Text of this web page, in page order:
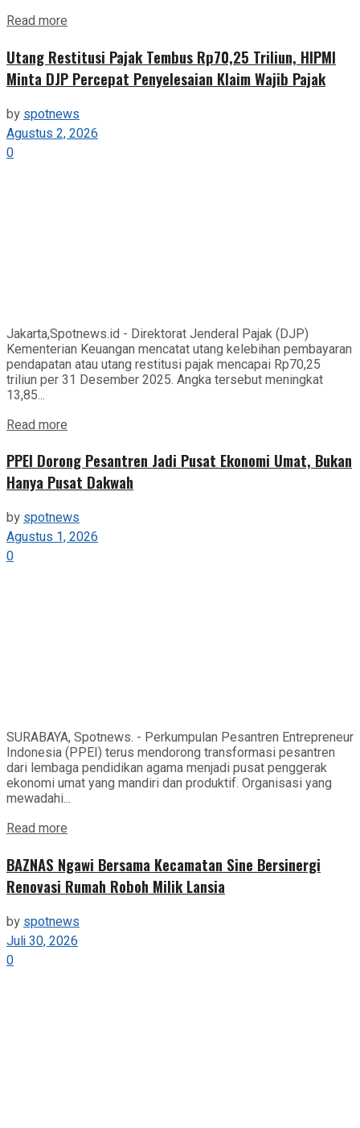
Read more
Utang Restitusi Pajak Tembus Rp70,25 Triliun, HIPMI
Minta DJP Percepat Penyelesaian Klaim Wajib Pajak
by spotnews
Agustus 2, 2026
0
Jakarta,Spotnews.id - Direktorat Jenderal Pajak (DJP)
Kementerian Keuangan mencatat utang kelebihan pembayaran
pendapatan atau utang restitusi pajak mencapai Rp70,25
triliun per 31 Desember 2025. Angka tersebut meningkat
13,85...
Read more
PPEI Dorong Pesantren Jadi Pusat Ekonomi Umat, Bukan
Hanya Pusat Dakwah
byspotnews
Agustus 1, 2026
0
SURABAYA, Spotnews. - Perkumpulan Pesantren Entrepreneur
Indonesia (PPEI) terus mendorong transformasi pesantren
dari lembaga pendidikan agama menjadi pusat penggerak
ekonomi umat yang mandiri dan produktif. Organisasi yang
mewadahi...
Read more
BAZNAS Ngawi Bersama Kecamatan Sine Bersinergi
Renovasi Rumah Roboh Milik Lansia
by spotnews
Juli 30, 2026
0